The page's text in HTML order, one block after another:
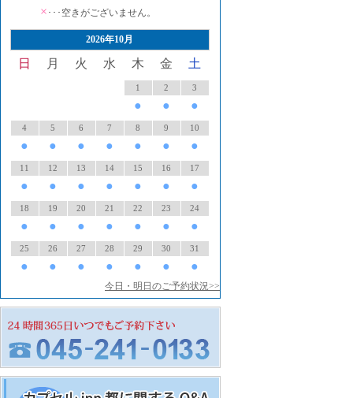
× ･･･空きがございません。
2026年10月
日 月 火 水 木 金 土
1
●
2
●
3
●
4
●
5
●
6
●
7
●
8
●
9
●
10
●
11
●
12
●
13
●
14
●
15
●
16
●
17
●
18
●
19
●
20
●
21
●
22
●
23
●
24
●
25
●
26
●
27
●
28
●
29
●
30
●
31
●
今日・明日のご予約状況>>